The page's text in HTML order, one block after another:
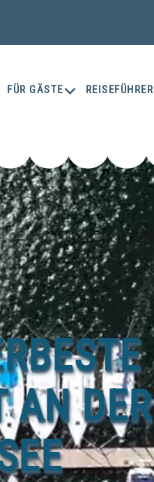
FÜR GÄSTE REISEFÜHRER
AN DER